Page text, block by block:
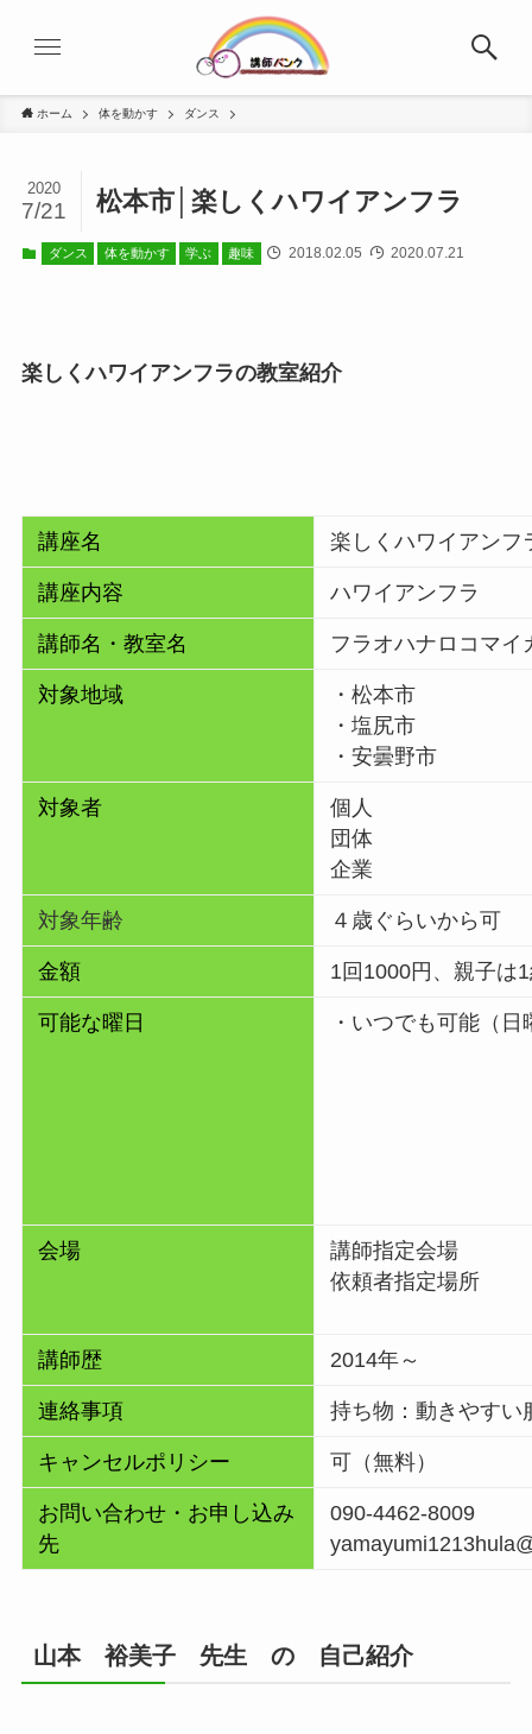
ホーム 体を動かす ダンス
松本市│楽しくハワイアンフラ
2020
7/21
ダンス 体を動かす 学ぶ 趣味 2018.02.05 2020.07.21
楽しくハワイアンフラの教室紹介
講座名 楽しくハワイアンフ
講座内容 ハワイアンフラ
講師名・教室名 フラオハナロコマイ
対象地域
・松本市
・塩尻市
・安曇野市
対象者
個人
団体
企業
対象年齢 ４歳ぐらいから可
金額 1回1000円、親子は
可能な曜日 ・いつでも可能（
会場
講師指定会場
依頼者指定場所
講師歴 2014年～
連絡事項 持ち物：動きやすい
キャンセルポリシー 可（無料）
お問い合わせ・お申し込み
先
090-4462-8009
山本 裕美子 先生 の 自己紹介